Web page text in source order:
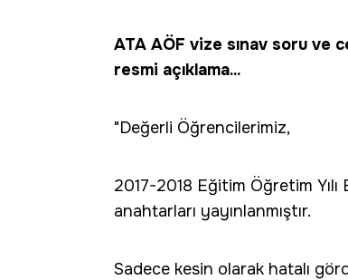
ATA AÖF vize sınav soru ve
resmi açıklama...
"Değerli Öğrencilerimiz,
2017-2018 Eğitim Öğretim
anahtarları yayınlanmıştır.
Sadece kesin olarak hatalı